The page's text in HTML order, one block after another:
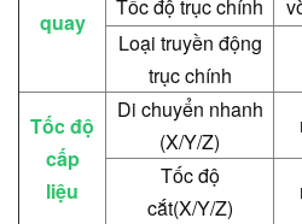
quay
Tốc độ trục chính
Loại truyền động
trục chính
Tốc độ
cấp
liệu
Di chuyển nhanh
(X/Y/Z)
Tốc độ
cắt(X/Y/Z)